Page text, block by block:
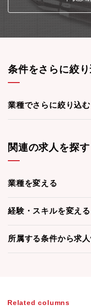
条件をさらに絞
業種でさらに絞り込む
関連の求人を探す
業種を変える
経験・スキルを変える
所属する条件から求
Related columns